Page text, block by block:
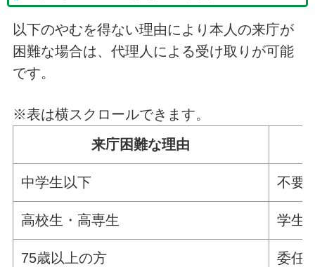
以下のやむを得ない理由により本人の来庁が
困難な場合は、代理人による受け取りが可能
です。
※表は横スクロールできます。
来庁困難な理由
中学生以下 不要
高校生・高専生 学生
75歳以上の方 委任